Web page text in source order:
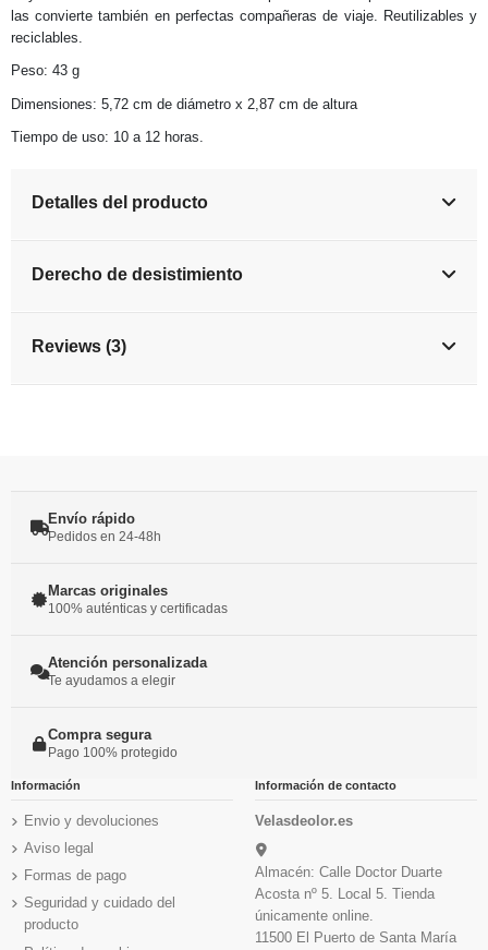
las convierte también en perfectas compañeras de viaje. Reutilizables y
reciclables.
Peso: 43 g
Dimensiones: 5,72 cm de diámetro x 2,87 cm de altura
Tiempo de uso: 10 a 12 horas.
Detalles del producto
Derecho de desistimiento
Reviews (3)
Envío rápido
Pedidos en 24-48h
Marcas originales
100% auténticas y certificadas
Atención personalizada
Te ayudamos a elegir
Compra segura
Pago 100% protegido
Información
Envio y devoluciones
Aviso legal
Formas de pago
Seguridad y cuidado del
producto
Información de contacto
Velasdeolor.es
Almacén: Calle Doctor Duarte
Acosta nº 5. Local 5. Tienda
únicamente online.
11500 El Puerto de Santa María